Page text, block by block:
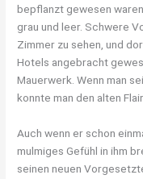
bepflanzt gewesen
grau und leer. Schwere
Zimmer zu sehen, und
Hotels angebracht
Mauerwerk. Wenn man
konnte man den alten
Auch wenn er schon
mulmiges Gefühl in ihm
seinen neuen